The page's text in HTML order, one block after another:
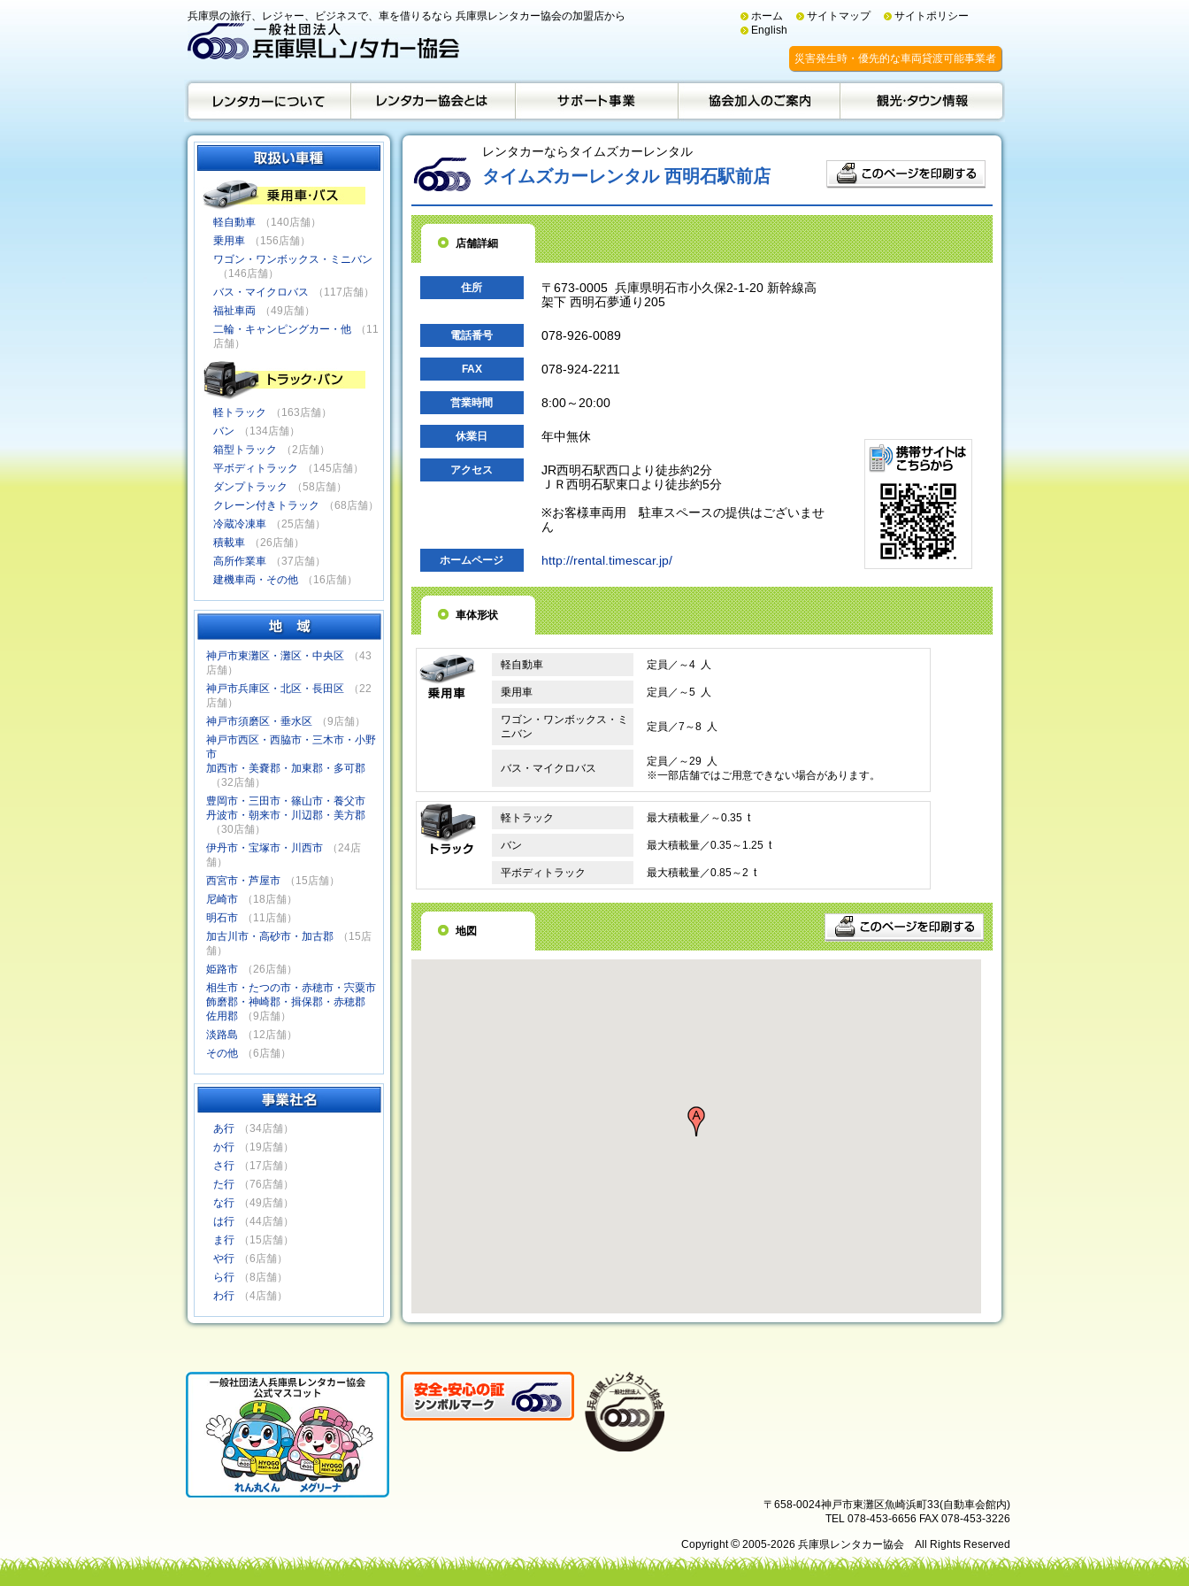
兵庫県の旅行、レジャー、ビジネスで、車を借りるなら 兵庫県レンタカー協会の加盟店から ホーム サイトマップ
サイトポリシー
English
災害発生時・優先的な車両貸渡可能事業者
レンタカーならタイムズカーレンタル
タイムズカーレンタル 西明石駅前店
店舗詳細
住所
〒673-0005 兵庫県明石市小久保2-1-20 新幹線高
架下 西明石夢通り205
電話番号 078-926-0089
FAX 078-924-2211
営業時間 8:00～20:00
休業日 年中無休
アクセス
JR西明石駅西口より徒歩約2分
ＪＲ西明石駅東口より徒歩約5分
※お客様車両用 駐車スペースの提供はございませ
ん
ホームページ http://rental.timescar.jp/
車体形状
軽自動車 定員／～4 人
乗用車 定員／～5 人
ワゴン・ワンボックス・ミ
ニバン
定員／7～8 人
バス・マイクロバス
定員／～29 人
※一部店舗ではご用意できない場合があります。
軽トラック 最大積載量／～0.35 t
バン 最大積載量／0.35～1.25 t
平ボディトラック 最大積載量／0.85～2 t
地図
軽自動車
（140店舗）
乗用車
（156店舗）
ワゴン・ワンボックス・ミニバン
（146店舗）
バス・マイクロバス
（117店舗）
福祉車両
（49店舗）
二輪・キャンピングカー・他
（11
店舗）
軽トラック
（163店舗）
バン
（134店舗）
箱型トラック
（2店舗）
平ボディトラック
（145店舗）
ダンプトラック
（58店舗）
クレーン付きトラック
（68店舗）
冷蔵冷凍車
（25店舗）
積載車
（26店舗）
高所作業車
（37店舗）
建機車両・その他
（16店舗）
神戸市東灘区・灘区・中央区
（43
店舗）
神戸市兵庫区・北区・長田区
（22
店舗）
神戸市須磨区・垂水区
（9店舗）
神戸市西区・西脇市・三木市・小野
市
加西市・美嚢郡・加東郡・多可郡
（32店舗）
豊岡市・三田市・篠山市・養父市
丹波市・朝来市・川辺郡・美方郡
（30店舗）
伊丹市・宝塚市・川西市
（24店
舗）
西宮市・芦屋市
（15店舗）
尼崎市
（18店舗）
明石市
（11店舗）
加古川市・高砂市・加古郡
（15店
舗）
姫路市
（26店舗）
相生市・たつの市・赤穂市・宍粟市
飾磨郡・神崎郡・揖保郡・赤穂郡
佐用郡
（9店舗）
淡路島
（12店舗）
その他
（6店舗）
あ行
（34店舗）
か行
（19店舗）
さ行
（17店舗）
た行
（76店舗）
な行
（49店舗）
は行
（44店舗）
ま行
（15店舗）
や行
（6店舗）
ら行
（8店舗）
わ行
（4店舗）
〒658-0024神戸市東灘区魚崎浜町33(自動車会館内)
TEL 078-453-6656 FAX 078-453-3226
Copyright© 2005-2026 兵庫県レンタカー協会 All Rights Reserved